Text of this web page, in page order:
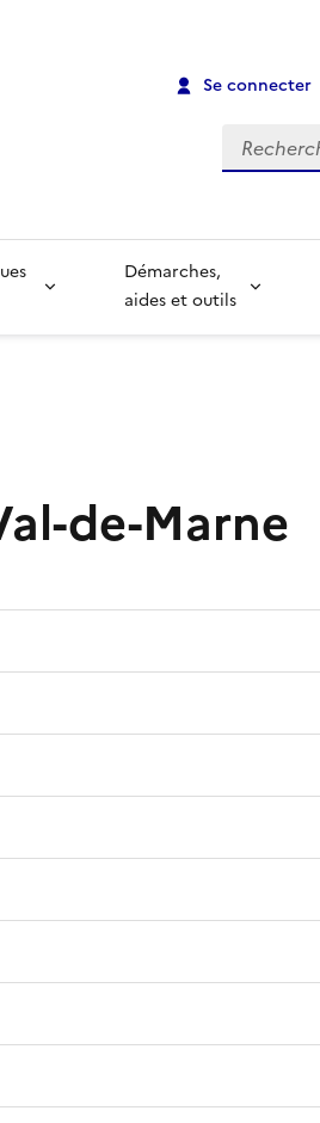
Se connecter
Recherche
Démarches,
aides et outils
de-Marne